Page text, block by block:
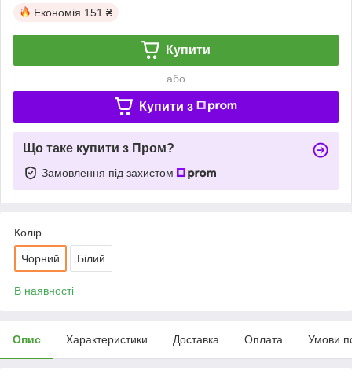
Економія 151 ₴
Купити
або
Купити з
Що таке купити з Пром?
Замовлення під захистом
Колір
Чорний Білий
В наявності
Опис Характеристики Доставка Оплата Умови